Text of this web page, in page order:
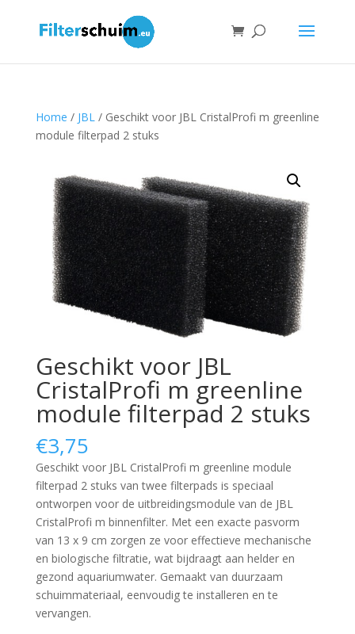
Home / JBL/ Geschikt voor JBL CristalProfi m greenline
module filterpad 2 stuks
Geschikt voor JBL
CristalProfi m greenline
module filterpad 2 stuks
€3,75
Geschikt voor JBL CristalProfi m greenline module
filterpad 2 stuks van twee filterpads is speciaal
ontworpen voor de uitbreidingsmodule van de JBL
CristalProfi m binnenfilter. Met een exacte pasvorm
van 13 x 9 cm zorgen ze voor effectieve mechanische
en biologische filtratie, wat bijdraagt aan helder en
gezond aquariumwater. Gemaakt van duurzaam
schuimmateriaal, eenvoudig te installeren en te
vervangen.